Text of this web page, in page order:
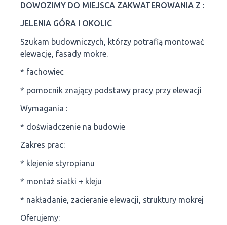
DOWOZIMY DO MIEJSCA ZAKWATEROWANIA Z :
JELENIA GÓRA I OKOLIC
Szukam budowniczych, którzy potrafią montować
elewację, fasady mokre.
* fachowiec
* pomocnik znający podstawy pracy przy elewacji
Wymagania :
* doświadczenie na budowie
Zakres prac:
* klejenie styropianu
* montaż siatki + kleju
* nakładanie, zacieranie elewacji, struktury mokrej
Oferujemy: